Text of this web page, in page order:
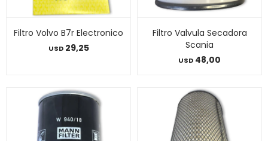
Filtro Volvo B7r Electronico
USD 29,25
Filtro Valvula Secadora
Scania
USD 48,00